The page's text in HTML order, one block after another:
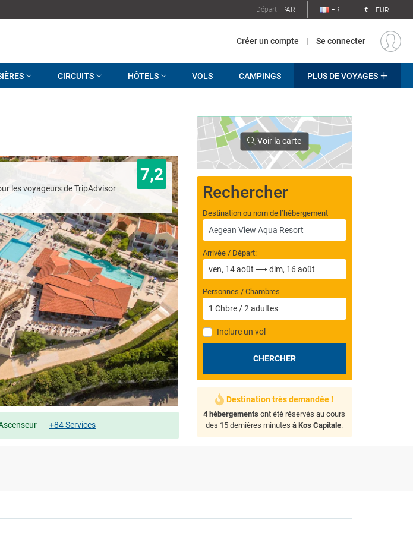
Départ PAR FR € EUR
Créer un compte | Se connecter
CIRCUITS HÔTELS VOLS CAMPINGS PLUS DE VOYAGES
7,2
+84 Services
Voir la carte
Rechercher
Destination ou nom de l’hébergement
Arrivée / Départ:
Personnes / Chambres
1 Chbre /2 adultes
Inclure un vol
CHERCHER
Destination très demandée !
4 hébergements ont été réservés au cours
des 15 dernières minutesà Kos Capitale.